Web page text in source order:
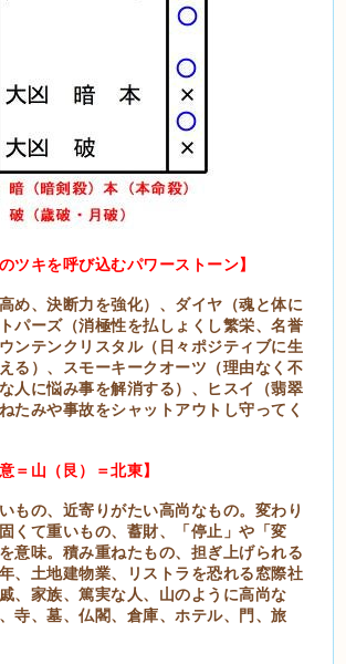
ツキを呼び込むパワーストーン】
め、決断力を強化）、ダイヤ（魂と体に
パーズ（消極性を払しょくし繁栄、名誉
ンテンクリスタル（日々ポジティブに生
る）、スモーキークオーツ（理由なく不
人に悩み事を解消する）、ヒスイ（翡翠
たみや事故をシャットアウトし守ってく
＝山（艮）＝北東】
もの、近寄りがたい高尚なもの。変わり
くて重いもの、蓄財、「停止」や「変
意味。積み重ねたもの、担ぎ上げられる
、土地建物業、リストラを恐れる窓際社
、家族、篤実な人、山のように高尚な
寺、墓、仏閣、倉庫、ホテル、門、旅